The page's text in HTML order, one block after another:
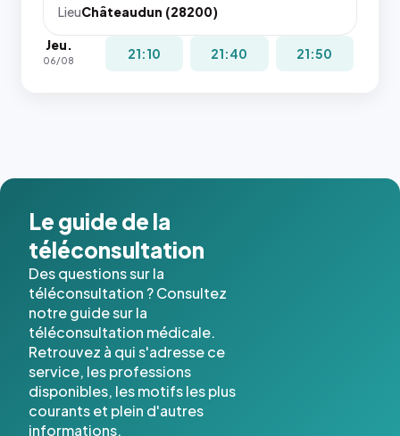
LieuChâteaudun (28200)
Jeu.
06/08 21:10 21:40 21:50
Le guide de la
téléconsultation
Des questions sur la
téléconsultation ? Consultez
notre guide sur la
téléconsultation médicale.
Retrouvez à qui s'adresse ce
service, les professions
disponibles, les motifs les plus
courants et plein d'autres
informations.